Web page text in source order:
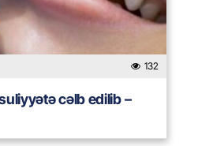
132
cəlb edilib –